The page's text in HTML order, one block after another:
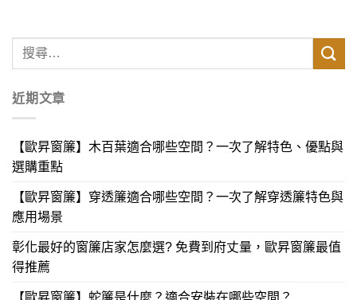
近期文章
【歐昇窗簾】木百葉適合哪些空間？一次了解特色、優點與
選購重點
【歐昇窗簾】穿透簾適合哪些空間？一次了解穿透簾特色與
應用場景
彰化最好的窗簾店家怎麼選? 免費到府丈量，歐昇窗簾最值
得推薦
【歐昇窗簾】蛇簾是什麼？適合安裝在哪些空間？